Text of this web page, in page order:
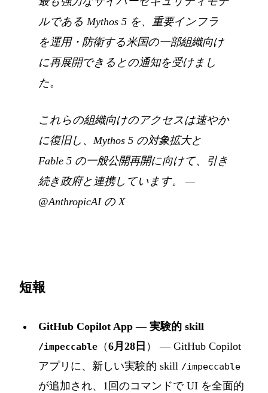
ルである Mythos 5 を、重要インフラ
を運用・防衛する米国の一部組織向け
に再展開できるとの通知を受けまし
た。
これらの組織向けのアクセスは速やか
に復旧し、Mythos 5 の対象拡大と
Fable 5 の一般公開再開に向けて、引き
続き政府と連携しています。
—
@AnthropicAI の X
短報
GitHub Copilot App — 実験的 skill
/impeccable （6月28日 ） — GitHub Copilot
アプリに、新しい実験的 skill /impeccable
が追加され、1回のコマンドで UI を全面的